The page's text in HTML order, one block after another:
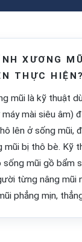
XƯƠNG
THỰC HIỆN?
mũi là kỹ thuật
mài siêu âm)
lên ở sống mũi,
mũi bị thô bè. Kỹ
mũi gồ bẩm
từng nâng mũi
phẳng mịn,